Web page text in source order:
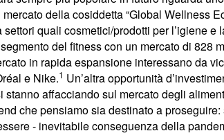
della cosiddetta “Global Wellness
quali cosmetici/prodotti per l’igiene e
del fitness con un mercato di 828
in rapida espansione interessano da
e Nike.1 Un’altra opportunità
affacciando sul mercato degli
che pensiamo sia destinato a
- inevitabile conseguenza della